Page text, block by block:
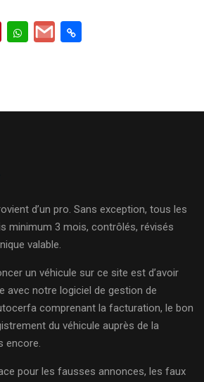
d’un pro. Sans exception, tous les
minimum 3 mois, contrôlés, révisés
valable.
un véhicule sur ce site est d’avoir
avec notre logiciel de gestion de
comprenant la facturation, le bon
du véhicule auprès de la
encore.
pour les fausses annonces, les faux